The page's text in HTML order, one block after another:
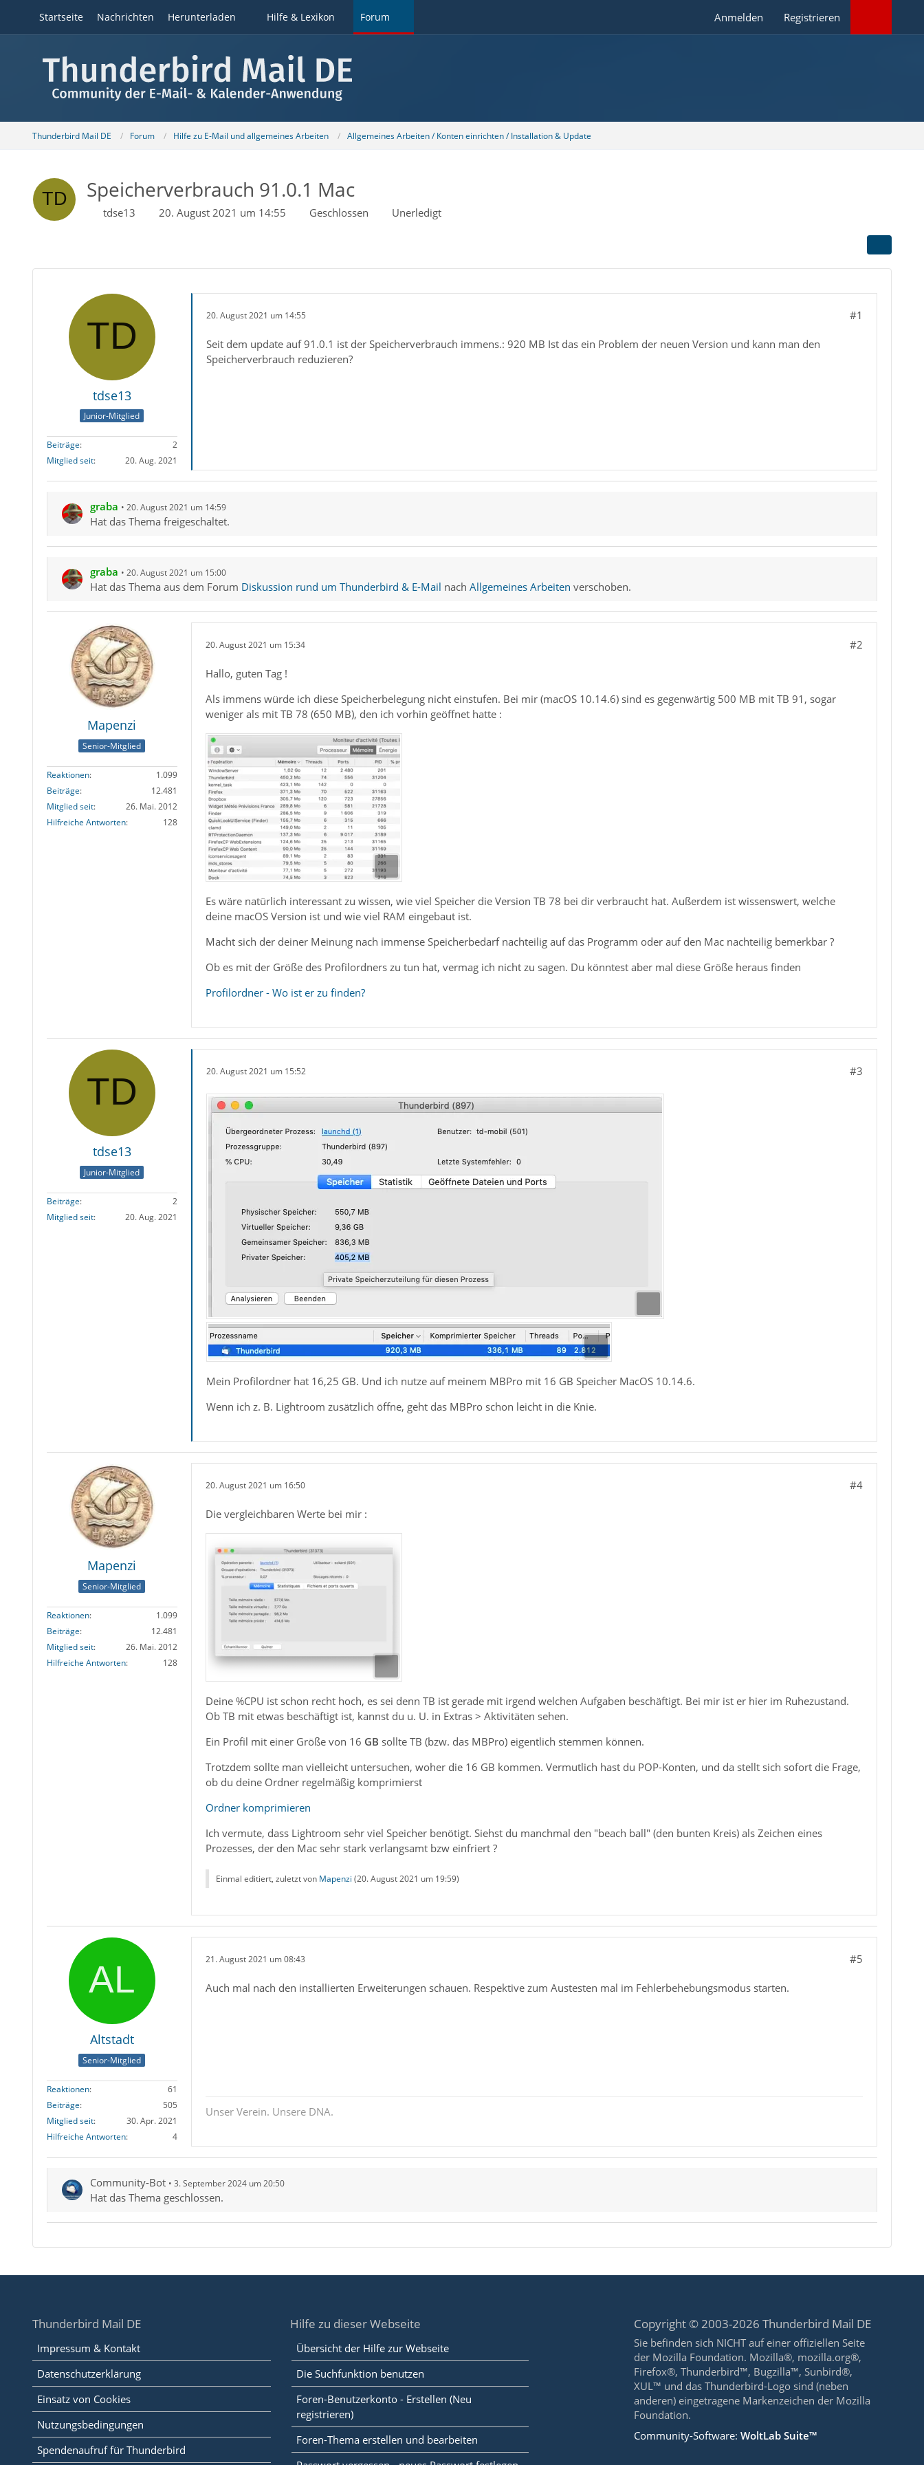
Startseite Nachrichten Herunterladen Hilfe & Lexikon Forum Anmelden Registrieren
Thunderbird Mail DE Forum Hilfe zu E-Mail und allgemeines Arbeiten Allgemeines Arbeiten / Konten einrichten / Installation & Update
Speicherverbrauch 91.0.1 Mac
tdse13 20. August 2021 um 14:55 Geschlossen Unerledigt
tdse13
Junior-Mitglied
Beiträge
2
Mitglied seit
20. Aug. 2021
20. August 2021 um 14:55 #1
Seit dem update auf 91.0.1 ist der Speicherverbrauch immens.: 920 MB Ist das ein Problem der neuen Version und kann man den
Speicherverbrauch reduzieren?
graba 20. August 2021 um 14:59
Hat das Thema freigeschaltet.
graba 20. August 2021 um 15:00
Hat das Thema aus dem Forum Diskussion rund um Thunderbird & E-Mail nach Allgemeines Arbeiten verschoben.
Mapenzi
Senior-Mitglied
Reaktionen
1.099
Beiträge
12.481
Mitglied seit
26. Mai. 2012
Hilfreiche Antworten
128
20. August 2021 um 15:34 #2
Hallo, guten Tag !
Als immens würde ich diese Speicherbelegung nicht einstufen. Bei mir (macOS 10.14.6) sind es gegenwärtig 500 MB mit TB 91, sogar
weniger als mit TB 78 (650 MB), den ich vorhin geöffnet hatte :
Es wäre natürlich interessant zu wissen, wie viel Speicher die Version TB 78 bei dir verbraucht hat. Außerdem ist wissenswert, welche
deine macOS Version ist und wie viel RAM eingebaut ist.
Macht sich der deiner Meinung nach immense Speicherbedarf nachteilig auf das Programm oder auf den Mac nachteilig bemerkbar ?
Ob es mit der Größe des Profilordners zu tun hat, vermag ich nicht zu sagen. Du könntest aber mal diese Größe heraus finden
Profilordner - Wo ist er zu finden?
tdse13
Junior-Mitglied
Beiträge
2
Mitglied seit
20. Aug. 2021
20. August 2021 um 15:52 #3
Mein Profilordner hat 16,25 GB. Und ich nutze auf meinem MBPro mit 16 GB Speicher MacOS 10.14.6.
Wenn ich z. B. Lightroom zusätzlich öffne, geht das MBPro schon leicht in die Knie.
Mapenzi
Senior-Mitglied
Reaktionen
1.099
Beiträge
12.481
Mitglied seit
26. Mai. 2012
Hilfreiche Antworten
128
20. August 2021 um 16:50 #4
Die vergleichbaren Werte bei mir :
Deine %CPU ist schon recht hoch, es sei denn TB ist gerade mit irgend welchen Aufgaben beschäftigt. Bei mir ist er hier im Ruhezustand.
Ob TB mit etwas beschäftigt ist, kannst du u. U. in Extras > Aktivitäten sehen.
Ein Profil mit einer Größe von 16 GB sollte TB (bzw. das MBPro) eigentlich stemmen können.
Trotzdem sollte man vielleicht untersuchen, woher die 16 GB kommen. Vermutlich hast du POP-Konten, und da stellt sich sofort die Frage,
ob du deine Ordner regelmäßig komprimierst
Ordner komprimieren
Ich vermute, dass Lightroom sehr viel Speicher benötigt. Siehst du manchmal den "beach ball" (den bunten Kreis) als Zeichen eines
Prozesses, der den Mac sehr stark verlangsamt bzw einfriert ?
Einmal editiert, zuletzt von Mapenzi (20. August 2021 um 19:59)
Altstadt
Senior-Mitglied
Reaktionen
61
Beiträge
505
Mitglied seit
30. Apr. 2021
Hilfreiche Antworten
4
21. August 2021 um 08:43 #5
Auch mal nach den installierten Erweiterungen schauen. Respektive zum Austesten mal im Fehlerbehebungsmodus starten.
Unser Verein. Unsere DNA.
Community-Bot 3. September 2024 um 20:50
Hat das Thema geschlossen.
Thunderbird Mail DE
Impressum & Kontakt
Datenschutzerklärung
Einsatz von Cookies
Nutzungsbedingungen
Spendenaufruf für Thunderbird
Hilfe zu dieser Webseite
Übersicht der Hilfe zur Webseite
Die Suchfunktion benutzen
Foren-Benutzerkonto - Erstellen (Neu
registrieren)
Foren-Thema erstellen und bearbeiten
Copyright © 2003-2026 Thunderbird Mail DE
Sie befinden sich NICHT auf einer offiziellen Seite
der Mozilla Foundation. Mozilla®, mozilla.org®,
Firefox®, Thunderbird™, Bugzilla™, Sunbird®,
XUL™ und das Thunderbird-Logo sind (neben
anderen) eingetragene Markenzeichen der Mozilla
Foundation.
Community-Software:WoltLab Suite™